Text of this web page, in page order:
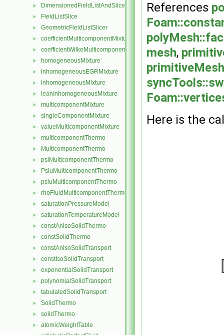
► DimensionedFieldListAndSlicer
► FieldListSlice
► GeometricFieldListSlicer
► coefficientMulticomponentMixture
► coefficientWilkeMulticomponentMixture
► homogeneousMixture
► inhomogeneousEGRMixture
► inhomogeneousMixture
► leanInhomogeneousMixture
► multicomponentMixture
► singleComponentMixture
► valueMulticomponentMixture
► multicomponentThermo
► MulticomponentThermo
► psiMulticomponentThermo
► PsiuMulticomponentThermo
► psiuMulticomponentThermo
► rhoFluidMulticomponentThermo
► saturationPressureModel
► saturationTemperatureModel
► constAnisoSolidThermo
► constSolidThermo
► constAnisoSolidTransport
► constIsoSolidTransport
► exponentialSolidTransport
► polynomialSolidTransport
► tabulatedSolidTransport
► SolidThermo
► solidThermo
► atomicWeightTable
References
mesh,
Here is the